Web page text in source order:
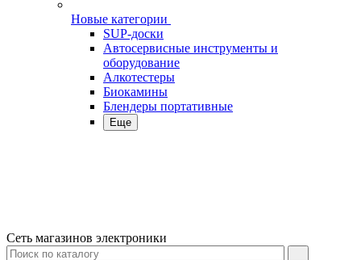
Новые категории
SUP-доски
Автосервисные инструменты и
оборудование
Алкотестеры
Биокамины
Блендеры портативные
Еще
Сеть магазинов электроники